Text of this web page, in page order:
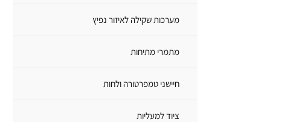
מערכות שקילה לאיזור נפיץ
מתמרי מתיחות
חיישני טמפרטורה ולחות
ציוד למעליות